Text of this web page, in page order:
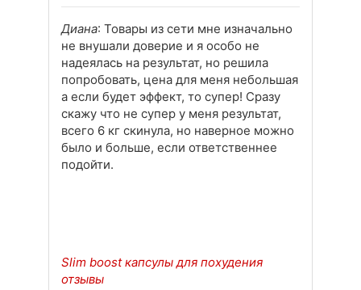
Диана: Товары из сети мне изначально
не внушали доверие и я особо не
надеялась на результат, но решила
попробовать, цена для меня небольшая
а если будет эффект, то супер! Сразу
скажу что не супер у меня результат,
всего 6 кг скинула, но наверное можно
было и больше, если ответственнее
подойти.
Slim boost капсулы для похудения
отзывы